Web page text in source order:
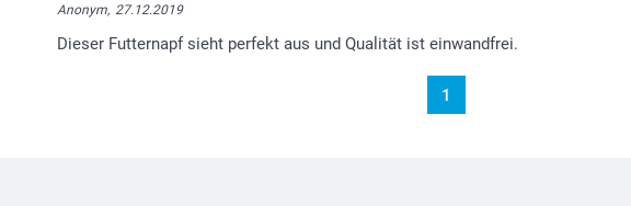
Anonym, 27.12.2019
Dieser Futternapf sieht perfekt aus und Qualität ist einwandfrei.
1